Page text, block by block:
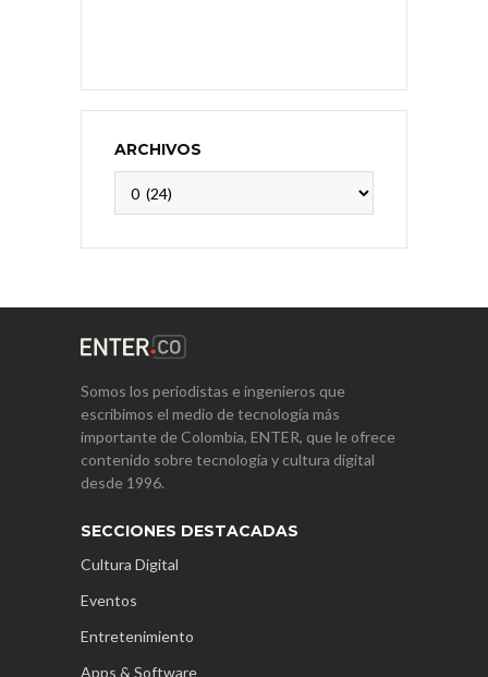
ARCHIVOS
Somos los periodistas e ingenieros que
escribimos el medio de tecnología más
importante de Colombia, ENTER, que le ofrece
contenido sobre tecnología y cultura digital
desde 1996.
SECCIONES DESTACADAS
Cultura Digital
Eventos
Entretenimiento
Apps & Software